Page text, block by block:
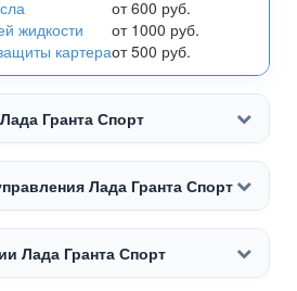
от 600 руб.
жидкости
от 1000 руб.
картераот 500 руб.
Гранта Спорт
Лада Гранта Спорт
Лада Гранта Спорт